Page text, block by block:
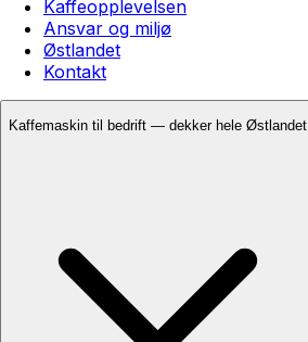
Kaffeopplevelsen
Ansvar og miljø
Østlandet
Kontakt
Kaffemaskin til bedrift — dekker hele Østlandet